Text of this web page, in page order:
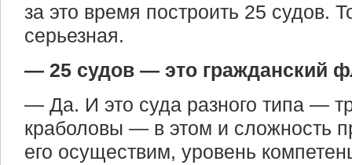
за это время построить 25 судов.
серьезная.
— 25 судов — это гражданский
— Да. И это суда разного типа —
краболовы — в этом и сложность
его осуществим, уровень